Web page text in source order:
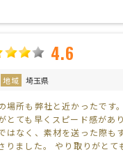
4.6
地域 埼玉県
場所も弊社と近かったです
とても早くスピード感があ
はなく、素材を送った際も
りました。 やり取りがとて